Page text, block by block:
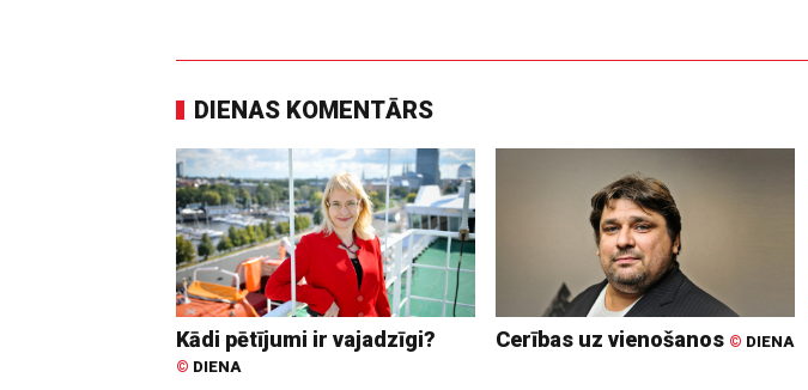
DIENAS KOMENTĀRS
Kādi pētījumi ir vajadzīgi?
© DIENA
Cerības uz vienošanos © DIENA